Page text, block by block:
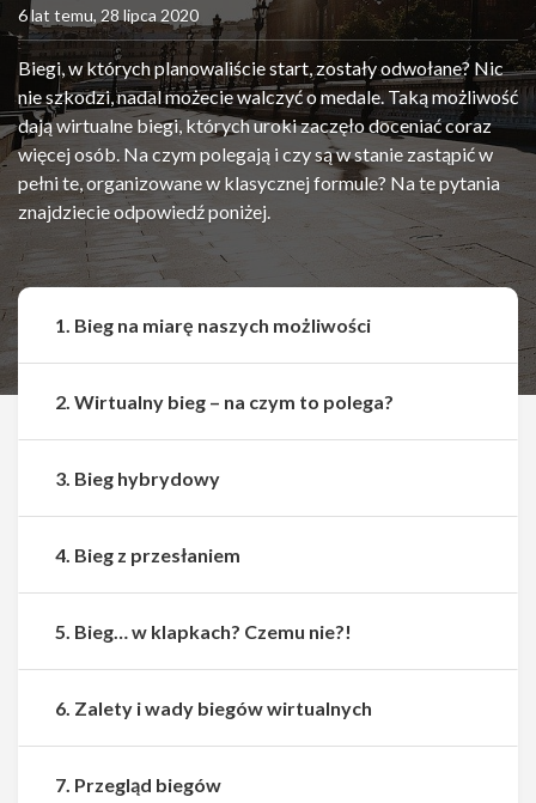
6 lat temu, 28 lipca 2020
Biegi, w których planowaliście start, zostały odwołane? Nic
nie szkodzi, nadal możecie walczyć o medale. Taką możliwość
dają wirtualne biegi, których uroki zaczęło doceniać coraz
więcej osób. Na czym polegają i czy są w stanie zastąpić w
pełni te, organizowane w klasycznej formule? Na te pytania
znajdziecie odpowiedź poniżej.
1. Bieg na miarę naszych możliwości
2. Wirtualny bieg – na czym to polega?
3. Bieg hybrydowy
4. Bieg z przesłaniem
5. Bieg… w klapkach? Czemu nie?!
6. Zalety i wady biegów wirtualnych
7. Przegląd biegów